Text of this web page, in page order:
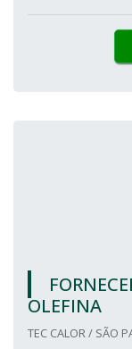
OLEFINA
TEC CALOR / SÃO